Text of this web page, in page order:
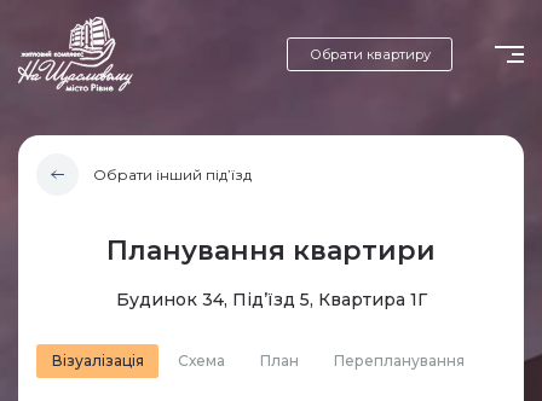
Обрати квартиру
Обрати інший під’їзд
Планування квартири
Будинок 34, Під’їзд 5, Квартира 1Г
Візуалізація Схема План Перепланування